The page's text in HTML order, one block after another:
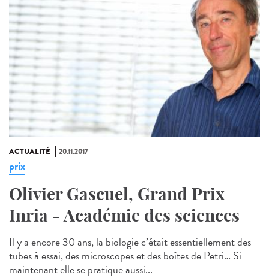
ACTUALITÉ 20.11.2017
prix
Olivier Gascuel, Grand Prix
Inria - Académie des sciences
Il y a encore 30 ans, la biologie c’était essentiellement des
tubes à essai, des microscopes et des boîtes de Petri… Si
maintenant elle se pratique aussi...